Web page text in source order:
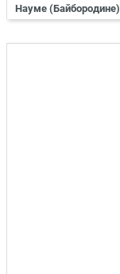
Науме